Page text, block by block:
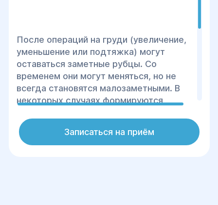
После операций на груди (увеличение,
уменьшение или подтяжка) могут
оставаться заметные рубцы. Со
временем они могут меняться, но не
всегда становятся малозаметными. В
некоторых случаях формируются
келоидные рубцы, вызывающие
дискомфорт или эстетические
Записаться на приём